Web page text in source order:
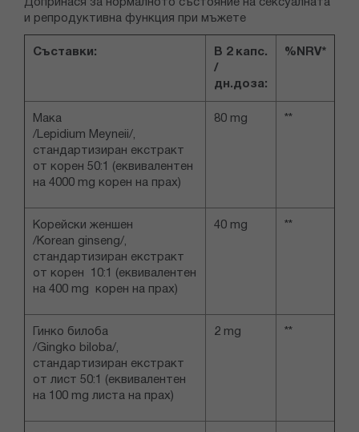
Допринася за нормалното състояние на сексуалната
и репродуктивна функция при мъжете
Съставки:
В 2 капс.
/
дн.доза:
%NRV*
Мака
/Lepidium Meyneii/,
стандартизиран екстракт
от корен 50:1 (еквивалентен
на 4000 mg корен на прах)
80 mg **
Корейски женшен
/Korean ginseng/,
стандартизиран екстракт
от корен 10:1 (еквивалентен
на 400 mg корен на прах)
40 mg **
Гинко билоба
/Gingko biloba/,
стандартизиран екстракт
от лист 50:1 (еквивалентен
на 100 mg листа на прах)
2 mg **